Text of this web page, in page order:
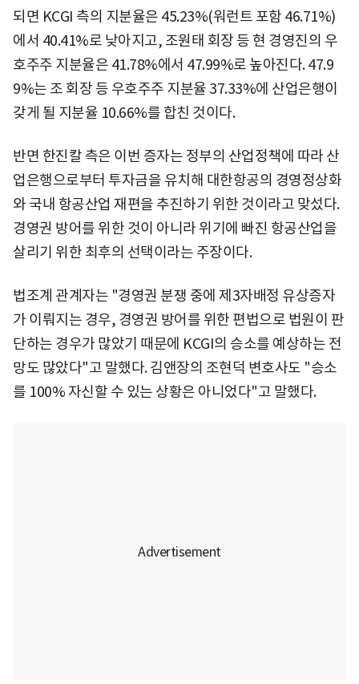
되면 KCGI 측의 지분율은 45.23%(워런트 포함 46.71%)
에서 40.41%로 낮아지고, 조원태 회장 등 현 경영진의 우
호주주 지분율은 41.78%에서 47.99%로 높아진다. 47.9
9%는 조 회장 등 우호주주 지분율 37.33%에 산업은행이
갖게 될 지분율 10.66%를 합친 것이다.
반면 한진칼 측은 이번 증자는 정부의 산업정책에 따라 산
업은행으로부터 투자금을 유치해 대한항공의 경영정상화
와 국내 항공산업 재편을 추진하기 위한 것이라고 맞섰다.
경영권 방어를 위한 것이 아니라 위기에 빠진 항공산업을
살리기 위한 최후의 선택이라는 주장이다.
법조계 관계자는 "경영권 분쟁 중에 제3자배정 유상증자
가 이뤄지는 경우, 경영권 방어를 위한 편법으로 법원이 판
단하는 경우가 많았기 때문에 KCGI의 승소를 예상하는 전
망도 많았다"고 말했다. 김앤장의 조현덕 변호사도 "승소
를 100% 자신할 수 있는 상황은 아니었다"고 말했다.